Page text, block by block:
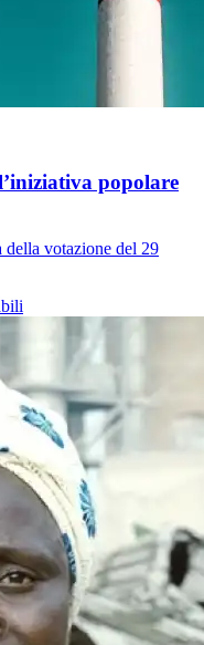
popolare
votazione del 29